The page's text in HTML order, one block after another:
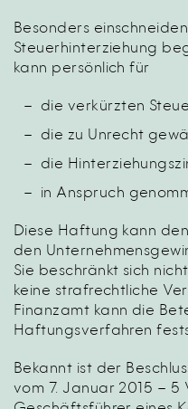
Besonders
Steuerhinterziehung
kann persönlich für
die verkürzten
die zu Unrecht
die
in Anspruch
Diese Haftung kann
den
Sie beschränkt sich
keine strafrechtliche
Finanzamt kann die
Haftungsverfahren
Bekannt ist der
vom 7. Januar 2015 – 5